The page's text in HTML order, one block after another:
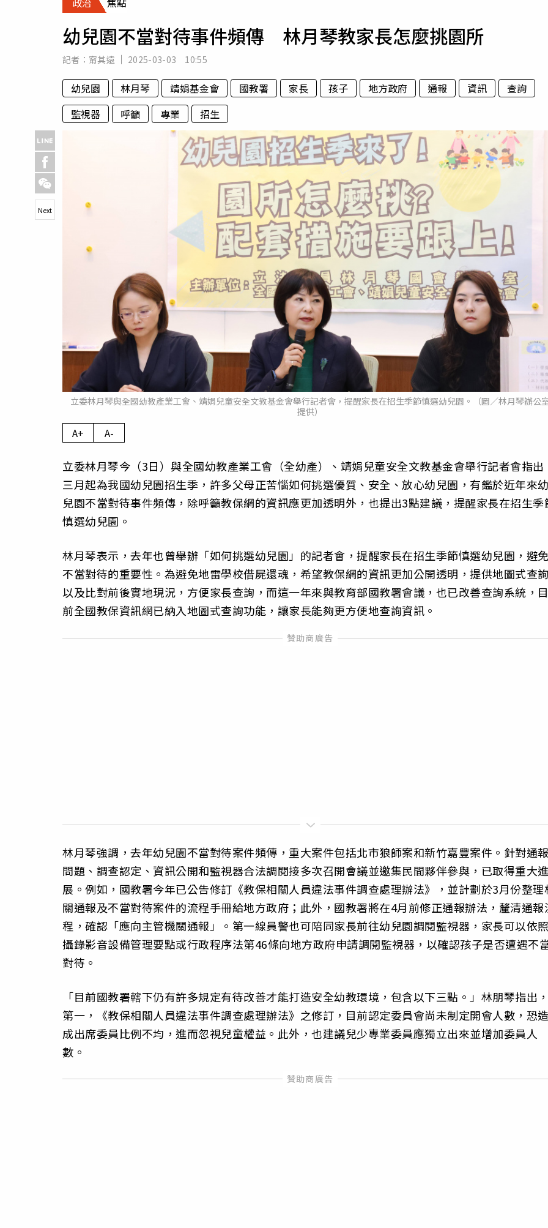
專欄
房產新勢力
運勢
梅酒
幼兒園不當對待事件頻傳 林月琴教家長怎麼挑園所
記者： 甯其遠 2025-03-03 10:55
幼兒園 林月琴 靖娟基金會 國教署 家長 孩子 地方政府 通報 資訊
查詢
監視器
呼籲 專業 招生
立委林月琴與全國幼教產業工會、靖娟兒童安全文教基金會舉行記者會，提醒家長在招生季節慎選幼兒園。（圖／林月琴辦公
提供）
Next
A+ A-
立委林月琴今（3日）與全國幼教產業工會（全幼產）、靖娟兒童安全文教基金會舉行記者會指出
三月起為我國幼兒園招生季，許多父母正苦惱如何挑選優質、安全、放心幼兒園，有鑑於近年來幼
兒園不當對待事件頻傳，除呼籲教保網的資訊應更加透明外，也提出3點建議，提醒家長在招生季
慎選幼兒園。
林月琴表示，去年也曾舉辦「如何挑選幼兒園」的記者會，提醒家長在招生季節慎選幼兒園，避免
不當對待的重要性。為避免地雷學校借屍還魂，希望教保網的資訊更加公開透明，提供地圖式查詢
以及比對前後實地現況，方便家長查詢，而這一年來與教育部國教署會議，也已改善查詢系統，目
前全國教保資訊網已納入地圖式查詢功能，讓家長能夠更方便地查詢資訊。
林月琴強調，去年幼兒園不當對待案件頻傳，重大案件包括北市狼師案和新竹嘉豐案件。針對通報
問題、調查認定、資訊公開和監視器合法調閱接多次召開會議並邀集民間夥伴參與，已取得重大進
展。例如，國教署今年已公告修訂《教保相關人員違法事件調查處理辦法》，並計劃於3月份整理
關通報及不當對待案件的流程手冊給地方政府；此外，國教署將在4月前修正通報辦法，釐清通報
程，確認「應向主管機關通報」。第一線員警也可陪同家長前往幼兒園調閱監視器，家長可以依照
攝錄影音設備管理要點或行政程序法第46條向地方政府申請調閱監視器，以確認孩子是否遭遇不
對待。
「目前國教署轄下仍有許多規定有待改善才能打造安全幼教環境，包含以下三點。」林朋琴指出，
第一，《教保相關人員違法事件調查處理辦法》之修訂，目前認定委員會尚未制定開會人數，恐造
成出席委員比例不均，進而忽視兒童權益。此外，也建議兒少專業委員應獨立出來並增加委員人
數。